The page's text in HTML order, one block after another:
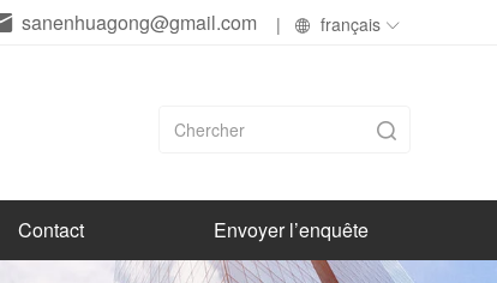
sanenhuagong@gmail.com | français
Contact Envoyer l’enquête